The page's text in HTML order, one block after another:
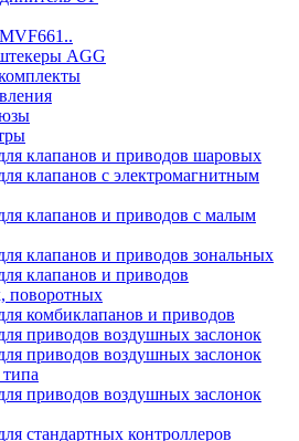
AGG
клапанов и приводов шаровых
клапанов с электромагнитным
клапанов и приводов с малым
клапанов и приводов зональных
клапанов и приводов
поворотных
комбиклапанов и приводов
приводов воздушных заслонок
приводов воздушных заслонок
приводов воздушных заслонок
стандартных контроллеров